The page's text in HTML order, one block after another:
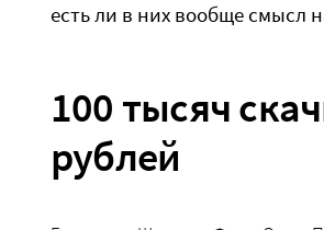
есть ли в них вообще смысл
100 тысяч
рублей